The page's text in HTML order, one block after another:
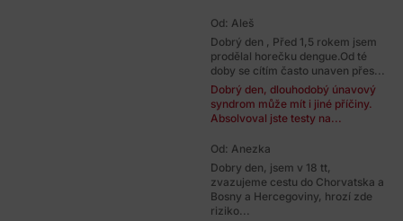
Od: Aleš
Dobrý den , Před 1,5 rokem jsem
prodělal horečku dengue.Od té
doby se cítím často unaven přes...
Dobrý den, dlouhodobý únavový
syndrom může mít i jiné příčiny.
Absolvoval jste testy na...
Od: Anezka
Dobry den, jsem v 18 tt,
zvazujeme cestu do Chorvatska a
Bosny a Hercegoviny, hrozí zde
riziko...